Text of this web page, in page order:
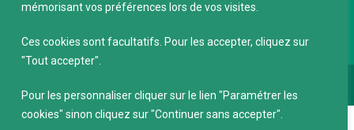
mémorisant vos préférences lors de vos visites.
Ces cookies sont facultatifs. Pour les accepter, cliquez sur
"Tout accepter".
Pour les personnaliser cliquer sur le lien "Paramétrer les
cookies" sinon cliquez sur "Continuer sans accepter".